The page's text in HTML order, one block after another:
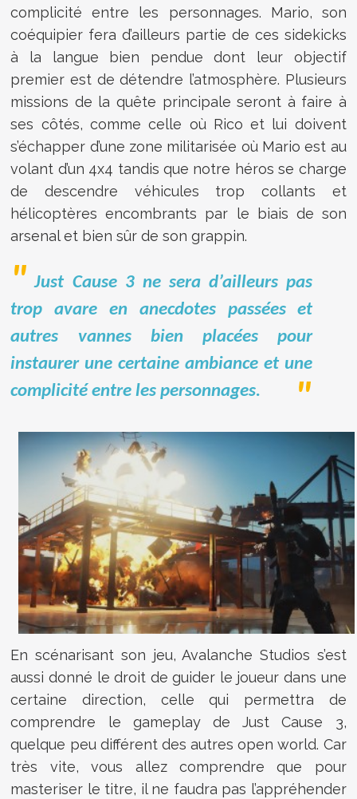
complicité entre les personnages. Mario, son
coéquipier fera d’ailleurs partie de ces sidekicks
à la langue bien pendue dont leur objectif
premier est de détendre l’atmosphère. Plusieurs
missions de la quête principale seront à faire à
ses côtés, comme celle où Rico et lui doivent
s’échapper d’une zone militarisée où Mario est au
volant d’un 4x4 tandis que notre héros se charge
de descendre véhicules trop collants et
hélicoptères encombrants par le biais de son
arsenal et bien sûr de son grappin.
Just Cause 3 ne sera d’ailleurs pas
trop avare en anecdotes passées et
autres vannes bien placées pour
instaurer une certaine ambiance et une
complicité entre les personnages.
En scénarisant son jeu, Avalanche Studios s’est
aussi donné le droit de guider le joueur dans une
certaine direction, celle qui permettra de
comprendre le gameplay de Just Cause 3,
quelque peu différent des autres open world. Car
très vite, vous allez comprendre que pour
masteriser le titre, il ne faudra pas l’appréhender